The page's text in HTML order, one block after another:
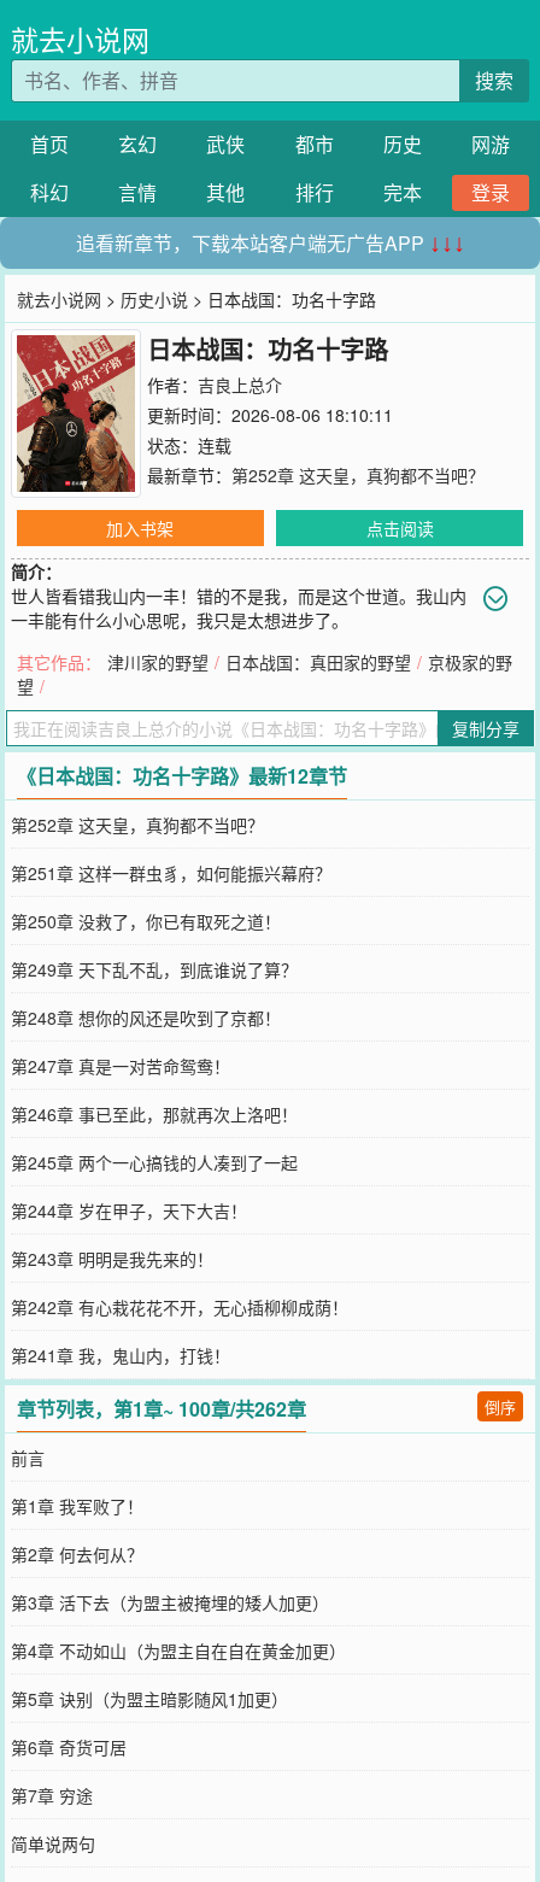
就去小说网
搜索
首页 玄幻 武侠 都市 历史
网游
科幻
言情 其他 排行 完本
登录
追看新章节，下载本站客户端无广告APP ↓↓↓
就去小说网 > 历史小说 > 日本战国：功名十字路
日本战国：功名十字路
作者： 吉良上总介
更新时间：2026-08-06 18:10:11
状态：连载
最新章节： 第252章 这天皇，真狗都不当吧？
加入书架
点击阅读
简介：
世人皆看错我山内一丰！错的不是我，而是这个世道。我山内
一丰能有什么小心思呢，我只是太想进步了。
群和微博微信里的朋友推荐哦！
其它作品： 津川家的野望 / 日本战国：真田家的野望 / 京极家的野
望 /
复制分享
《日本战国：功名十字路》最新12章节
第252章 这天皇，真狗都不当吧？
第251章 这样一群虫豸，如何能振兴幕府？
第250章 没救了，你已有取死之道！
第249章 天下乱不乱，到底谁说了算？
第248章 想你的风还是吹到了京都！
第247章 真是一对苦命鸳鸯！
第246章 事已至此，那就再次上洛吧！
第245章 两个一心搞钱的人凑到了一起
第244章 岁在甲子，天下大吉！
第243章 明明是我先来的！
第242章 有心栽花花不开，无心插柳柳成荫！
第241章 我，鬼山内，打钱！
章节列表，第1章~ 100章/共262章 倒序
前言
第1章 我军败了！
第2章 何去何从？
第3章 活下去（为盟主被掩埋的矮人加更）
第4章 不动如山（为盟主自在自在黄金加更）
第5章 诀别（为盟主暗影随风1加更）
第6章 奇货可居
第7章 穷途
简单说两句